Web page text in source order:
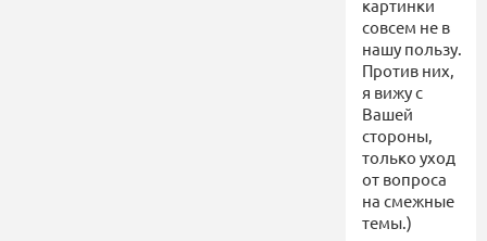
картинки
совсем не в
нашу пользу.
Против них,
я вижу с
Вашей
стороны,
только уход
от вопроса
на смежные
темы.)